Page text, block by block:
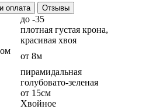
оплата Отзывы
до -35
плотная густая крона,
красивая хвоя
от 8м
пирамидальная
голубовато-зеленая
от 15см
Хвойное